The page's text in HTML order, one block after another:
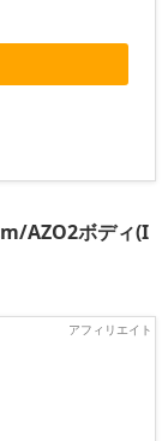
AZO2ボディ(I